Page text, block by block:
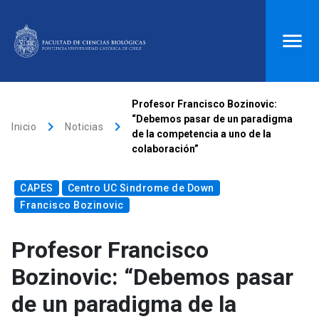
Biblioteca launch Donaciones launch
search
Quiénes somos
Inicio keyboard_arrow_right Noticias keyboard_arrow_right
Profesor Francisco Bozinovic:
“Debemos pasar de un paradigma
de la competencia a uno de la
colaboración”
CAPES
Centro UC Sindrome de Down
Francisco Bozinovic
Profesor Francisco
Bozinovic: “Debemos pasar
de un paradigma de la